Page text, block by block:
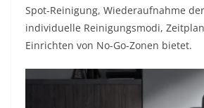
Spot-Reinigung, Wiederaufnahme
individuelle Reinigungsmodi,
Einrichten von No-Go-Zonen bietet.